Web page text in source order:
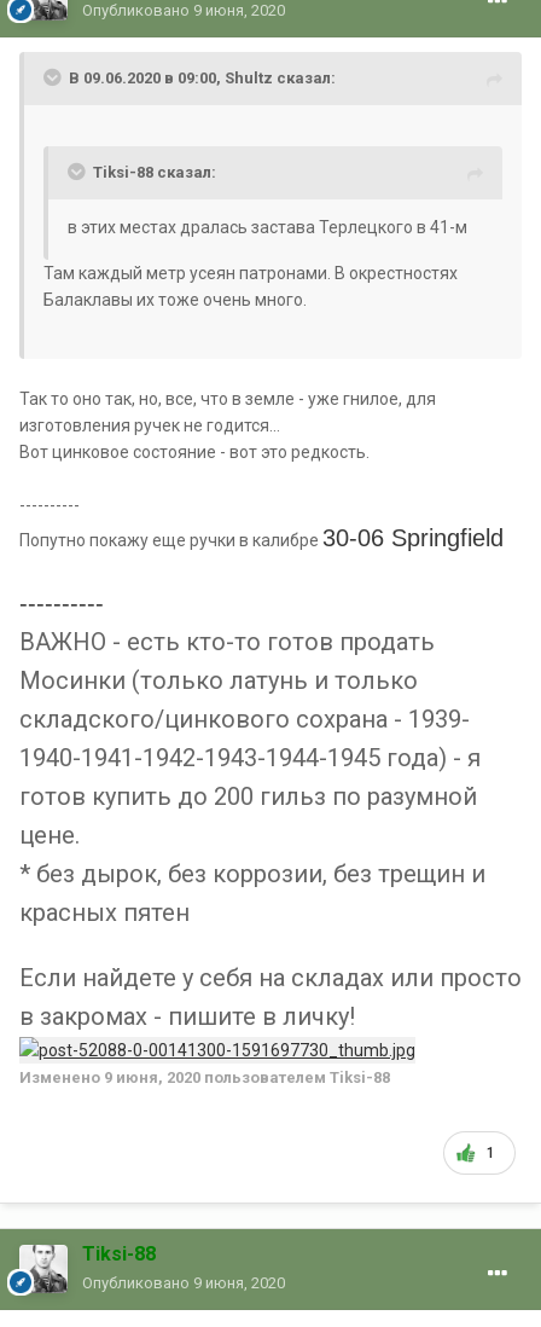
Опубликовано 9 июня, 2020
В 09.06.2020 в 09:00, Shultz сказал:
Tiksi-88 сказал:
в этих местах дралась застава Терлецкого в 41-м
Там каждый метр усеян патронами. В окрестностях
Балаклавы их тоже очень много.
Так то оно так, но, все, что в земле - уже гнилое, для
изготовления ручек не годится...
Вот цинковое состояние - вот это редкость.
----------
Попутно покажу еще ручки в калибре 30-06 Springfield
----------
ВАЖНО - есть кто-то готов продать
Мосинки (только латунь и только
складского/цинкового сохрана - 1939-
1940-1941-1942-1943-1944-1945 года) - я
готов купить до 200 гильз по разумной
цене.
* без дырок, без коррозии, без трещин и
красных пятен
Если найдете у себя на складах или просто
в закромах - пишите в личку!
Изменено 9 июня, 2020 пользователем Tiksi-88
1
Tiksi-88
Опубликовано 9 июня, 2020